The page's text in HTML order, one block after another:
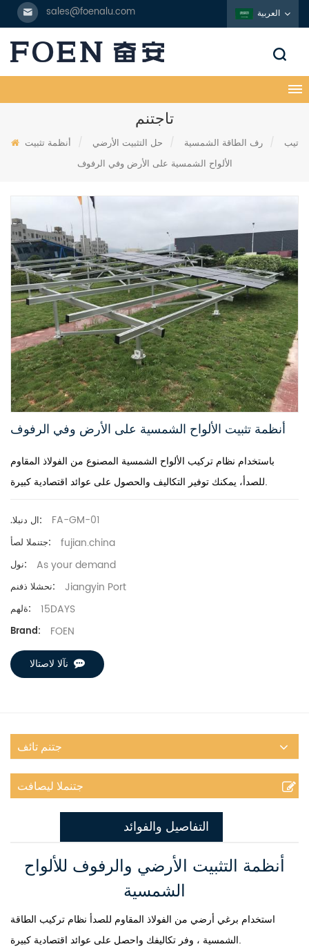
sales@foenalu.com العربية
تاجتنم
تيب / رف الطاقة الشمسية / حل التثبيت الأرضي /
أنظمة تثبيت
الألواح الشمسية على الأرض وفي الرفوف
أنظمة تثبيت الألواح الشمسية على الأرض وفي الرفوف
باستخدام نظام تركيب الألواح الشمسية المصنوع من الفولاذ المقاوم
للصدأ، يمكنك توفير التكاليف والحصول على عوائد اقتصادية كبيرة.
.ال دنبلا: FA-GM-01
جتنملا لصأ: fujian.china
نول: As your demand
نحشلا ذفنم: Jiangyin Port
ةلهم: 15DAYS
Brand: FOEN
نآلا لاصتالا
جتنم تائف
جتنملا ليصافت
التفاصيل والفوائد
أنظمة التثبيت الأرضي والرفوف للألواح
الشمسية
استخدام برغي أرضي من الفولاذ المقاوم للصدأ نظام تركيب الطاقة
الشمسية، وفر تكاليفك واحصل على عوائد اقتصادية كبيرة.